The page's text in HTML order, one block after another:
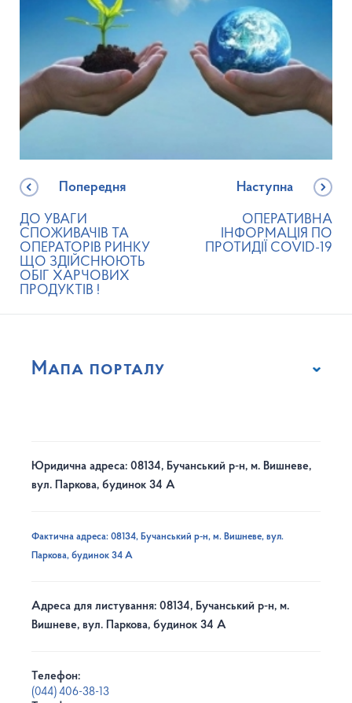
Попередня
ДО УВАГИ
СПОЖИВАЧІВ ТА
ОПЕРАТОРІВ РИНКУ
ЩО ЗДІЙСНЮЮТЬ
ОБІГ ХАРЧОВИХ
ПРОДУКТІВ !
Наступна
ОПЕРАТИВНА
ІНФОРМАЦІЯ ПО
ПРОТИДІЇ COVID-19
Мапа порталу
Юридична адреса: 08134, Бучанський р-н, м. Вишневе,
вул. Паркова, будинок 34 А
Фактична адреса: 08134, Бучанський р-н, м. Вишневе, вул.
Паркова, будинок 34 А
Адреса для листування: 08134, Бучанський р-н, м.
Вишневе, вул. Паркова, будинок 34 А
Телефон:
(044) 406-38-13